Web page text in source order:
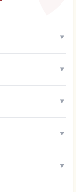
▼
▼
▼
▼
▼